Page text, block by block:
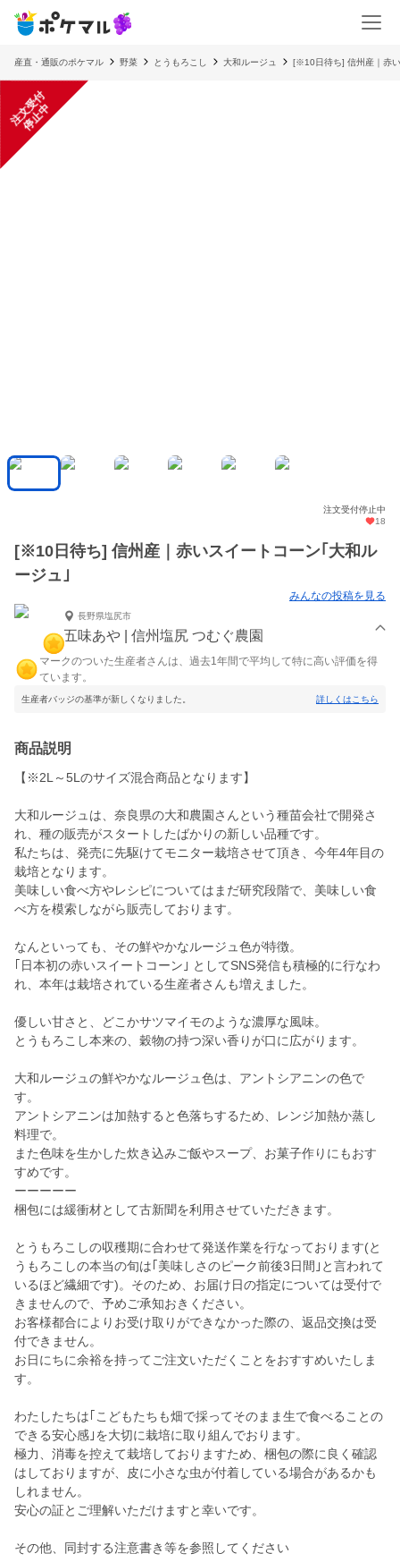
産直・通販のポケマル 野菜 とうもろこし 大和ルージュ [※10日待ち] 信州産｜赤
注
文
受
付
停
止
中
注文受付停止中
18
[※10日待ち] 信州産｜赤いスイートコーン｢大和ル
ージュ｣
みんなの投稿を見る
長野県塩尻市
五味あや | 信州塩尻 つむぐ農園
マークのついた生産者さんは、過去1年間で平均して特に高い評価を得
ています。
生産者バッジの基準が新しくなりました。 詳しくはこちら
商品説明
【※2L～5Lのサイズ混合商品となります】
大和ルージュは、奈良県の大和農園さんという種苗会社で開発さ
れ、種の販売がスタートしたばかりの新しい品種です。
私たちは、発売に先駆けてモニター栽培させて頂き、今年4年目の
栽培となります。
美味しい食べ方やレシピについてはまだ研究段階で、美味しい食
べ方を模索しながら販売しております。
なんといっても、その鮮やかなルージュ色が特徴。
｢日本初の赤いスイートコーン｣ としてSNS発信も積極的に行なわ
れ、本年は栽培されている生産者さんも増えました。
優しい甘さと、どこかサツマイモのような濃厚な風味。
とうもろこし本来の、穀物の持つ深い香りが口に広がります。
大和ルージュの鮮やかなルージュ色は、アントシアニンの色で
す。
アントシアニンは加熱すると色落ちするため、レンジ加熱か蒸し
料理で。
また色味を生かした炊き込みご飯やスープ、お菓子作りにもおす
すめです。
ーーーーー
梱包には緩衝材として古新聞を利用させていただきます。
とうもろこしの収穫期に合わせて発送作業を行なっております(と
うもろこしの本当の旬は｢美味しさのピーク前後3日間｣と言われて
いるほど繊細です)。そのため、お届け日の指定については受付で
きませんので、予めご承知おきください。
お客様都合によりお受け取りができなかった際の、返品交換は受
付できません。
お日にちに余裕を持ってご注文いただくことをおすすめいたしま
す。
わたしたちは｢こどもたちも畑で採ってそのまま生で食べることの
できる安心感｣を大切に栽培に取り組んでおります。
極力、消毒を控えて栽培しておりますため、梱包の際に良く確認
はしておりますが、皮に小さな虫が付着している場合があるかも
しれません。
安心の証とご理解いただけますと幸いです。
その他、同封する注意書き等を参照してください